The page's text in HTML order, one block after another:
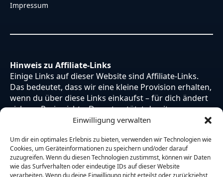
Einwilligung verwalten
Um dir ein optimales Erlebnis zu bieten, verwenden wir Technologien wie
Cookies, um Geräteinformationen zu speichern und/oder darauf
zuzugreifen. Wenn du diesen Technologien zustimmst, können wir Daten
wie das Surfverhalten oder eindeutige IDs auf dieser Website
verarbeiten. Wenn du deine Einwilligung nicht erteilst oder zurückziehst,
Impressum
Hinweis zu Affiliate-Links
Einige Links auf dieser Website sind Affiliate-Links.
Das bedeutet, dass wir eine kleine Provision erhalten,
wenn du über diese Links einkaufst – für dich ändert
sich am Preis nichts. Du unterstützt damit unsere
Arbeit. Vielen Dank dafür!